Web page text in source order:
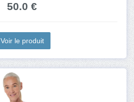
50.0 €
Voir le produit